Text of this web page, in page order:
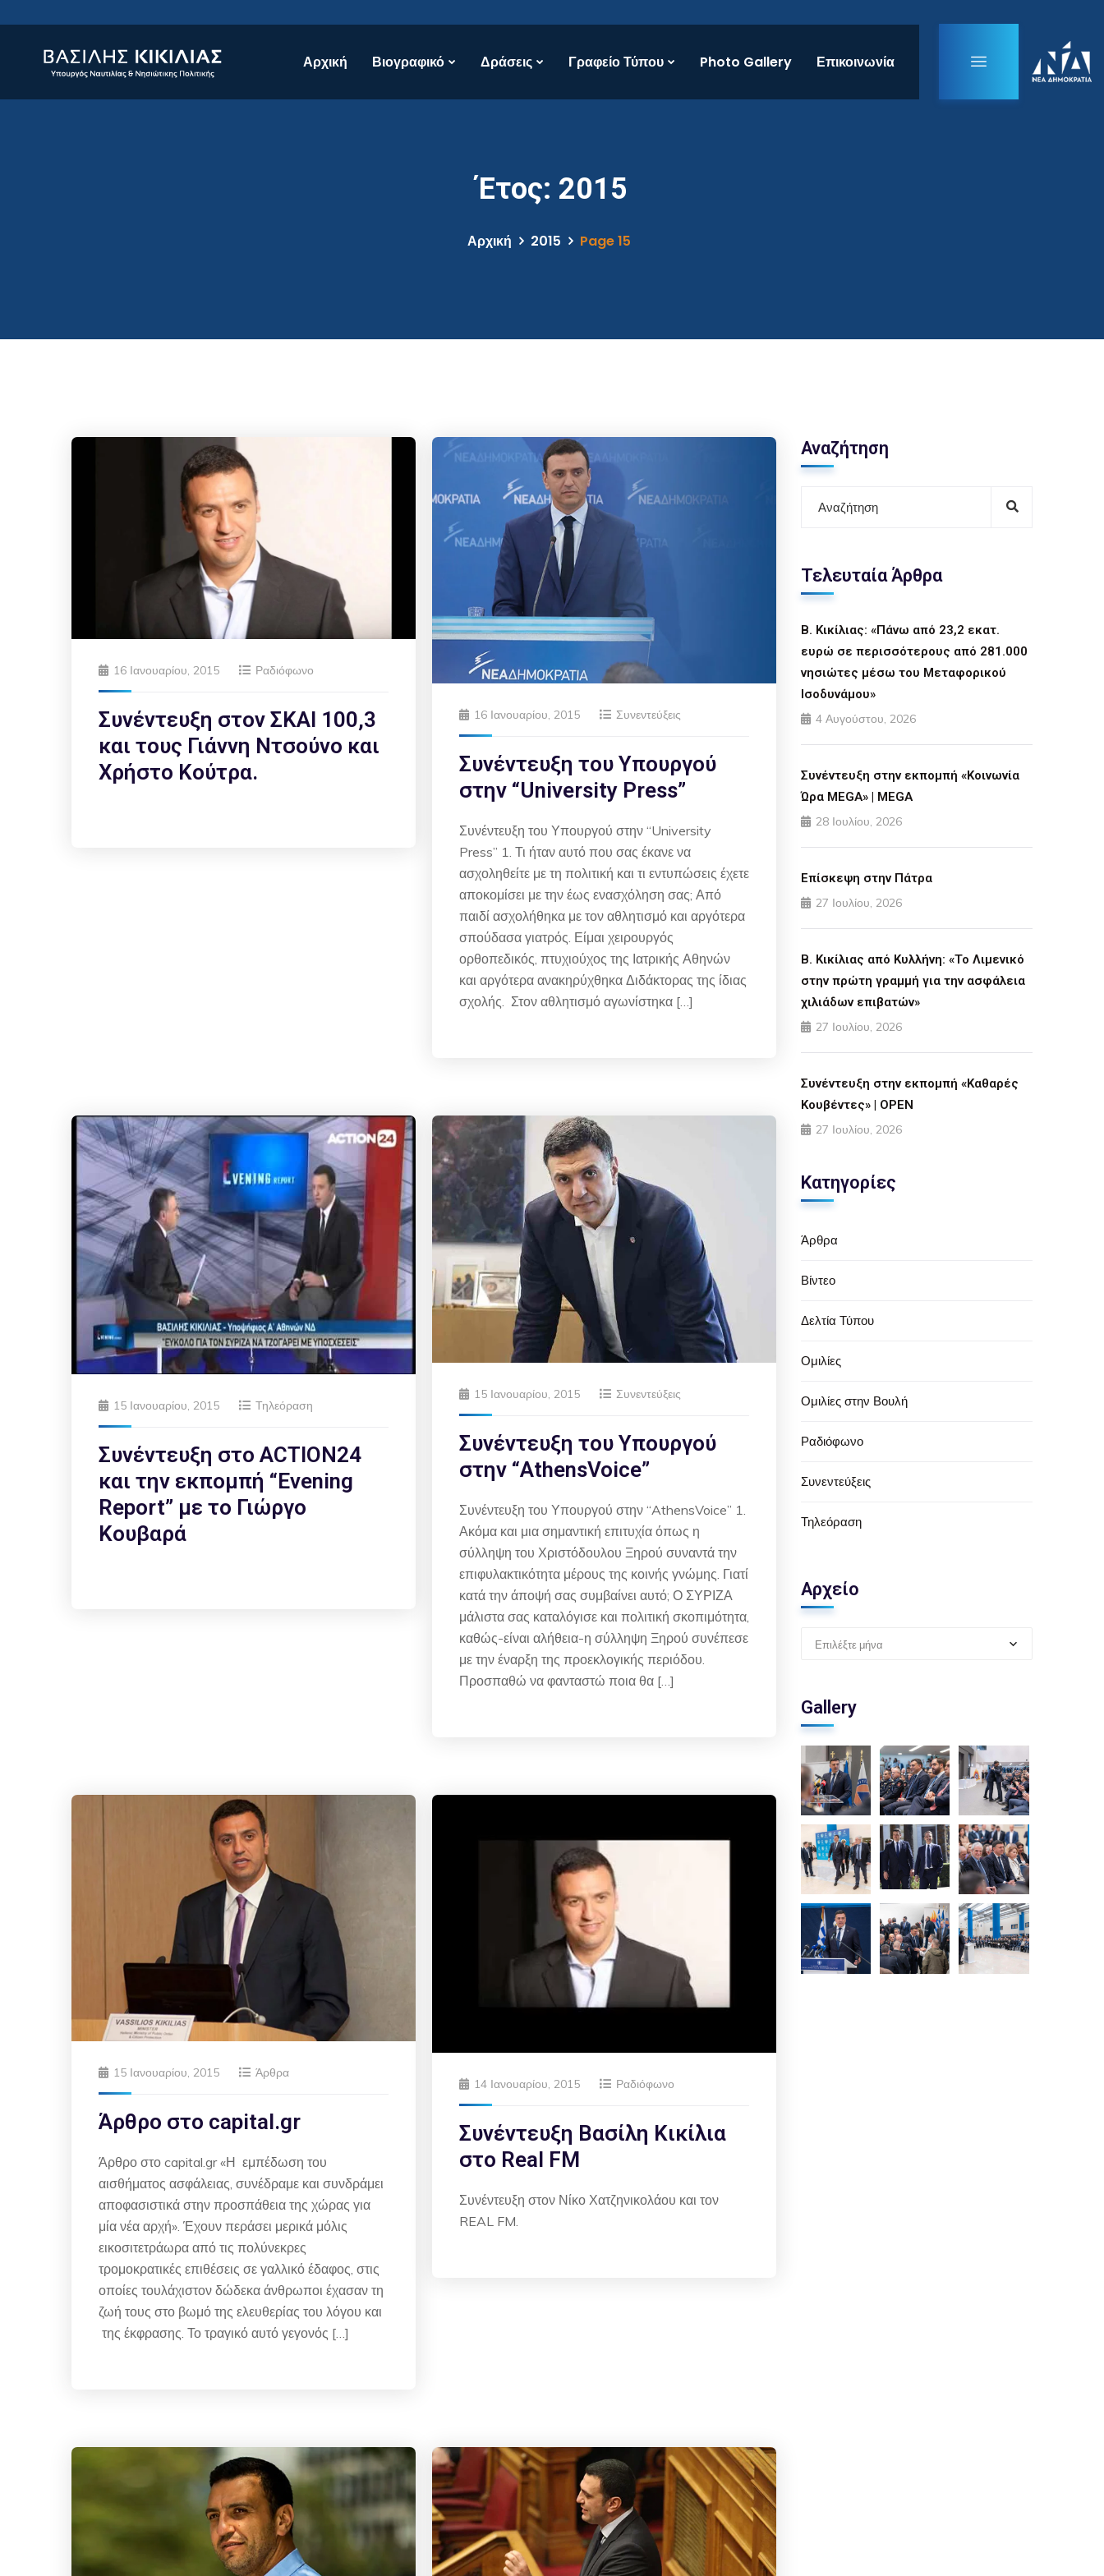
Αρχική Βιογραφικό Δράσεις Γραφείο Τύπου Photo Gallery Επικοινωνία
Έτος: 2015
Αρχική 2015 Page 15
16 Ιανουαρίου, 2015 Ραδιόφωνο
Συνέντευξη στον ΣΚΑΙ 100,3
και τους Γιάννη Ντσούνο και
Χρήστο Κούτρα.
16 Ιανουαρίου, 2015 Συνεντεύξεις
Συνέντευξη του Υπουργού
στην “University Press”
Συνέντευξη του Υπουργού στην “University
Press” 1. Τι ήταν αυτό που σας έκανε να
ασχοληθείτε με τη πολιτική και τι εντυπώσεις έχετε
αποκομίσει με την έως ενασχόληση σας; Από
παιδί ασχολήθηκα με τον αθλητισμό και αργότερα
σπούδασα γιατρός. Είμαι χειρουργός
ορθοπεδικός, πτυχιούχος της Ιατρικής Αθηνών
και αργότερα ανακηρύχθηκα Διδάκτορας της ίδιας
σχολής. Στον αθλητισμό αγωνίστηκα […]
15 Ιανουαρίου, 2015 Τηλεόραση
Συνέντευξη στο ACTION24
και την εκπομπή “Evening
Report” με το Γιώργο
Κουβαρά
15 Ιανουαρίου, 2015 Συνεντεύξεις
Συνέντευξη του Υπουργού
στην “AthensVoice”
Συνέντευξη του Υπουργού στην “AthensVoice” 1.
Ακόμα και μια σημαντική επιτυχία όπως η
σύλληψη του Χριστόδουλου Ξηρού συναντά την
επιφυλακτικότητα μέρους της κοινής γνώμης. Γιατί
κατά την άποψή σας συμβαίνει αυτό; Ο ΣΥΡΙΖΑ
μάλιστα σας καταλόγισε και πολιτική σκοπιμότητα,
καθώς-είναι αλήθεια-η σύλληψη Ξηρού συνέπεσε
με την έναρξη της προεκλογικής περιόδου.
Προσπαθώ να φανταστώ ποια θα […]
15 Ιανουαρίου, 2015 Άρθρα
Άρθρο στο capital.gr
Άρθρο στο capital.gr «Η εμπέδωση του
αισθήματος ασφάλειας, συνέδραμε και συνδράμει
αποφασιστικά στην προσπάθεια της χώρας για
μία νέα αρχή». Έχουν περάσει μερικά μόλις
εικοσιτετράωρα από τις πολύνεκρες
τρομοκρατικές επιθέσεις σε γαλλικό έδαφος, στις
οποίες τουλάχιστον δώδεκα άνθρωποι έχασαν τη
ζωή τους στο βωμό της ελευθερίας του λόγου και
της έκφρασης. Το τραγικό αυτό γεγονός […]
14 Ιανουαρίου, 2015 Ραδιόφωνο
Συνέντευξη Βασίλη Κικίλια
στο Real FM
Συνέντευξη στον Νίκο Χατζηνικολάου και τον
REAL FM.
Αναζήτηση
Τελευταία Άρθρα
Β. Κικίλιας: «Πάνω από 23,2 εκατ.
ευρώ σε περισσότερους από 281.000
νησιώτες μέσω του Μεταφορικού
Ισοδυνάμου»
4 Αυγούστου, 2026
Συνέντευξη στην εκπομπή «Κοινωνία
Ώρα MEGA» | MEGA
28 Ιουλίου, 2026
Επίσκεψη στην Πάτρα
27 Ιουλίου, 2026
Β. Κικίλιας από Κυλλήνη: «Το Λιμενικό
στην πρώτη γραμμή για την ασφάλεια
χιλιάδων επιβατών»
27 Ιουλίου, 2026
Συνέντευξη στην εκπομπή «Καθαρές
Κουβέντες» | OPEN
27 Ιουλίου, 2026
Κατηγορίες
Άρθρα
Βίντεο
Δελτία Τύπου
Ομιλίες
Ομιλίες στην Βουλή
Ραδιόφωνο
Συνεντεύξεις
Τηλεόραση
Αρχείο
Επιλέξτε μήνα
Gallery